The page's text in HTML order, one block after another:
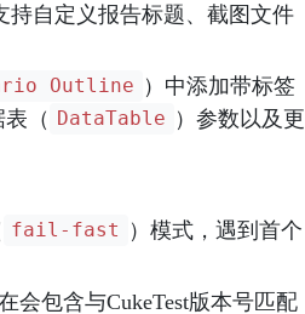
持自定义报告标题、截图文件
Outline ）中添加带标签
（ DataTable ）参数以及更
fail-fast
）模式，遇到首个
会包含与CukeTest版本号匹配